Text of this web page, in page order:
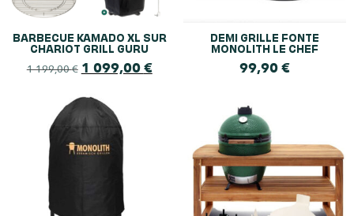
BARBECUE KAMADO XL SUR
CHARIOT GRILL GURU
1 199,00€ 1 099,00€
DEMI GRILLE FONTE
MONOLITH LE CHEF
99,90€